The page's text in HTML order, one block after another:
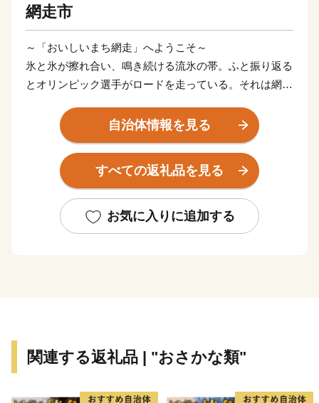
網走市
～「おいしいまち網走」へようこそ～
氷と氷が擦れ合い、鳴き続ける流氷の帯。ふと振り返る
とオリンピック選手がロードを走っている。それは網走
太陽が四角く沈むところが見える能取岬。世界三大漁場
を抱えるオホーツク海は、豊かな海の恵みをもたらして
くれる。何でも「おいしい」。大地の恵みも負けていな
い。網走の秋の風景は、大麦の毛が風になびき、豊穣の
「おいしいまち網走」をよろしくお願いします。
Mail：support-city.abashiri@scale-up.co.jp
自治体情報を見る
すべての返礼品を見る
お気に入りに追加する
関連する返礼品 | "おさかな類"